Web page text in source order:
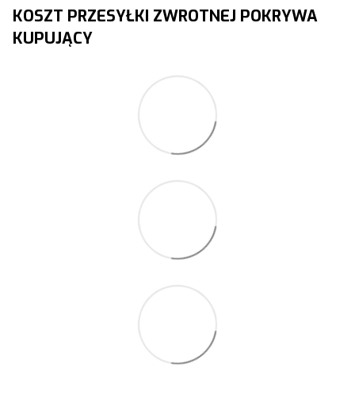
KOSZT PRZESYŁKI ZWROTNEJ POKRYWA
KUPUJĄCY